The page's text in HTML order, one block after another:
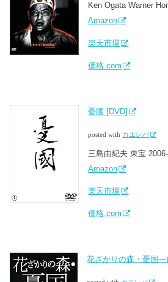
Ken Ogata Warner
Amazon
楽天市場
価格.com
憂國 [DVD]
posted with カエレバ
三島由紀夫 東宝
Amazon
楽天市場
価格.com
花ざかりの森・憂国―